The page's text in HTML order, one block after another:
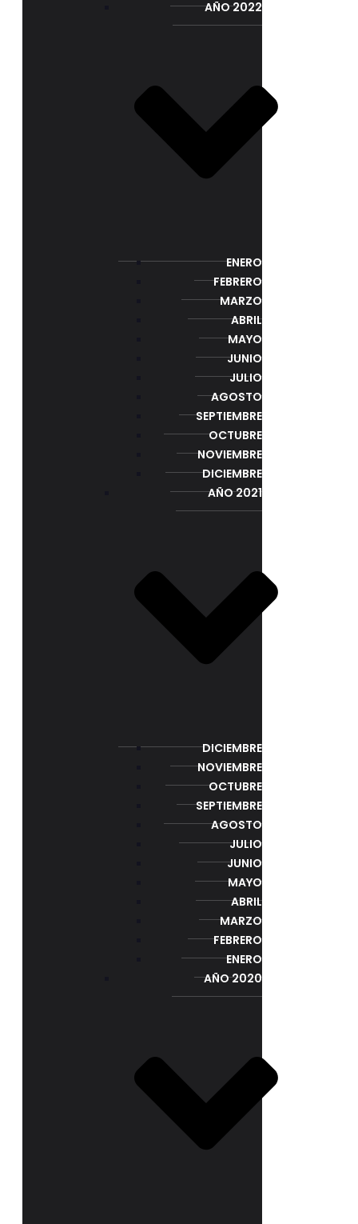
AÑO 2022
ENERO
FEBRERO
MARZO
ABRIL
MAYO
JUNIO
JULIO
AGOSTO
SEPTIEMBRE
OCTUBRE
NOVIEMBRE
DICIEMBRE
AÑO 2021
DICIEMBRE
NOVIEMBRE
OCTUBRE
SEPTIEMBRE
AGOSTO
JULIO
JUNIO
MAYO
ABRIL
MARZO
FEBRERO
ENERO
AÑO 2020